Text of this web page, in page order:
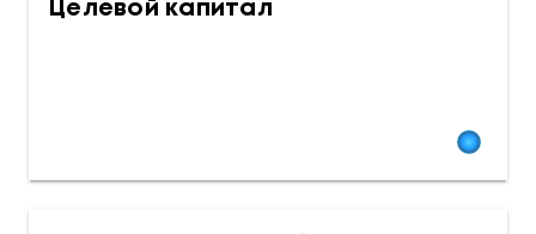
Целевой капитал